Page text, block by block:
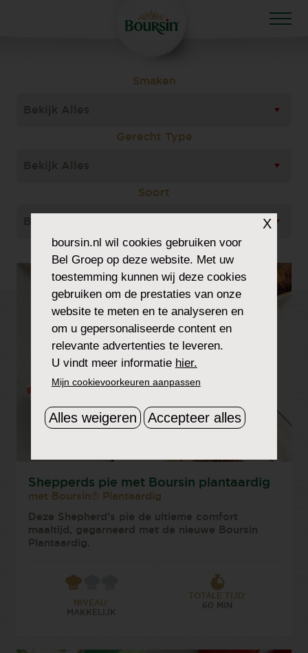
Smaken
Bekijk Alles
Gerecht Type
Bekijk Alles
Soort
Bekijk Alles
Shepperds pie met Boursin plantaardig
met Boursin® Plantaardig
Deze Shepherd’s pie de ultieme comfort
maaltijd, gegarneerd met de nieuwe Boursin
Plantaardig.
NIVEAU:
MAKKELIJK
TOTALE TIJD:
60 MIN
X
boursin.nl wil cookies gebruiken voor
Bel Groep op deze website. Met uw
toestemming kunnen wij deze cookies
gebruiken om de prestaties van onze
website te meten en te analyseren en
om u gepersonaliseerde content en
relevante advertenties te leveren.
U vindt meer informatie hier.
Mijn cookievoorkeuren aanpassen
Alles weigeren Accepteer alles